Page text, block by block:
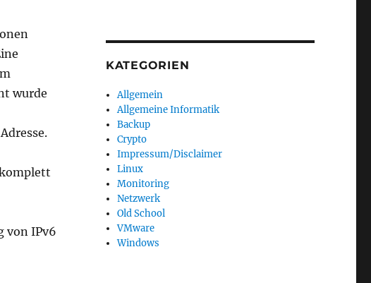
wurde
von IPv6
KATEGORIEN
Allgemein
Allgemeine Informatik
Backup
Crypto
Impressum/Disclaimer
Linux
Monitoring
Netzwerk
Old School
VMware
Windows